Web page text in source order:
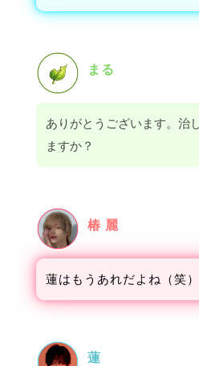
まる
ありがとうございます。治
ますか？
椿 麗
蓮はもうあれだよね（笑）
蓮